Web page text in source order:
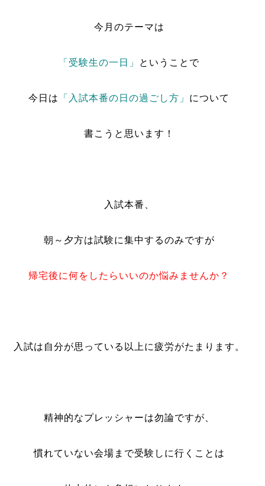
今月のテーマは
「受験生の一日」 ということで
今日は 「入試本番の日の過ごし方」 について
書こうと思います！
入試本番、
朝～夕方は試験に集中するのみですが
帰宅後に何をしたらいいのか悩みませんか？
入試は自分が思っている以上に疲労がたまります。
精神的なプレッシャーは勿論ですが、
慣れていない会場まで受験しに行くことは